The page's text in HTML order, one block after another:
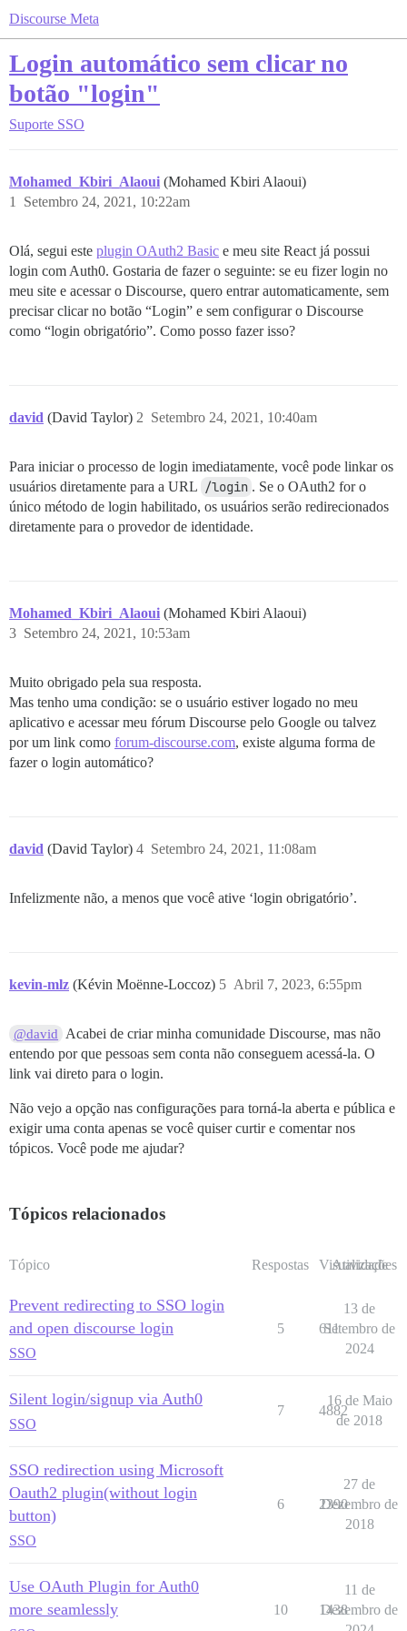
Discourse Meta
Login automático sem clicar no
botão "login"
Suporte SSO
Mohamed_Kbiri_Alaoui (Mohamed Kbiri Alaoui)
Setembro 24, 2021, 10:22am
1
Olá, segui este plugin OAuth2 Basic e meu site React já possui
login com Auth0. Gostaria de fazer o seguinte: se eu fizer login no
meu site e acessar o Discourse, quero entrar automaticamente, sem
precisar clicar no botão “Login” e sem configurar o Discourse
como “login obrigatório”. Como posso fazer isso?
david (David Taylor) Setembro 24, 2021, 10:40am
2
Para iniciar o processo de login imediatamente, você pode linkar os
usuários diretamente para a URL /login . Se o OAuth2 for o
único método de login habilitado, os usuários serão redirecionados
diretamente para o provedor de identidade.
Mohamed_Kbiri_Alaoui (Mohamed Kbiri Alaoui)
Setembro 24, 2021, 10:53am
3
Muito obrigado pela sua resposta.
Mas tenho uma condição: se o usuário estiver logado no meu
aplicativo e acessar meu fórum Discourse pelo Google ou talvez
por um link como forum-discourse.com, existe alguma forma de
fazer o login automático?
david (David Taylor) Setembro 24, 2021, 11:08am
4
Infelizmente não, a menos que você ative ‘login obrigatório’.
kevin-mlz (Kévin Moënne-Loccoz) Abril 7, 2023, 6:55pm
5
@david
Acabei de criar minha comunidade Discourse, mas não
entendo por que pessoas sem conta não conseguem acessá-la. O
link vai direto para o login.
Não vejo a opção nas configurações para torná-la aberta e pública e
exigir uma conta apenas se você quiser curtir e comentar nos
tópicos. Você pode me ajudar?
Tópicos relacionados
Tópico Respostas Visualizações
Atividade
Prevent redirecting to SSO login
and open discourse login
SSO
5 611
13 de
Setembro de
2024
Silent login/signup via Auth0
SSO
7 4882
16 de Maio
de 2018
SSO redirection using Microsoft
Oauth2 plugin(without login
button)
SSO
6 2390
27 de
Dezembro de
2018
Use OAuth Plugin for Auth0
more seamlessly
10 1438
11 de
Dezembro de